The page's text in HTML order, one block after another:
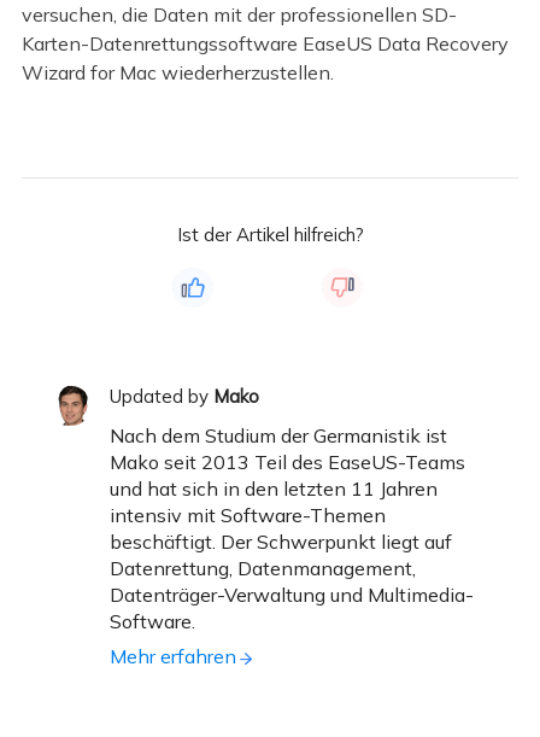
versuchen, die Daten mit der professionellen SD-
Karten-Datenrettungssoftware EaseUS Data Recovery
Wizard for Mac wiederherzustellen.
Ist der Artikel hilfreich?
Updated by Mako
Nach dem Studium der Germanistik ist
Mako seit 2013 Teil des EaseUS-Teams
und hat sich in den letzten 11 Jahren
intensiv mit Software-Themen
beschäftigt. Der Schwerpunkt liegt auf
Datenrettung, Datenmanagement,
Datenträger-Verwaltung und Multimedia-
Software.
Mehr erfahren